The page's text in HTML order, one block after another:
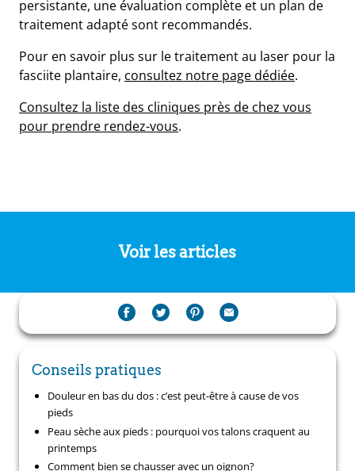
persistante, une évaluation complète et un plan de
traitement adapté sont recommandés.
Pour en savoir plus sur le traitement au laser pour la
fasciite plantaire, consultez notre page dédiée.
Consultez la liste des cliniques près de chez vous
pour prendre rendez-vous.
Voir les articles
Conseils pratiques
Douleur en bas du dos : c’est peut-être à cause de vos
pieds
Peau sèche aux pieds : pourquoi vos talons craquent au
printemps
Comment bien se chausser avec un oignon?